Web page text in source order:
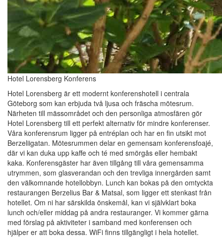
Hotel Lorensberg Konferens
Hotel Lorensberg är ett modernt konferenshotell i centrala
Göteborg som kan erbjuda två ljusa och fräscha mötesrum.
Närheten till mässområdet och den personliga atmosfären gör
Hotel Lorensberg till ett perfekt alternativ för mindre konferenser.
Våra konferensrum ligger på entréplan och har en fin utsikt mot
Berzeliigatan. Mötesrummen delar en gemensam konferensfoajé,
där vi kan duka upp kaffe och té med smörgås eller hembakt
kaka. Konferensgäster har även tillgång till våra gemensamma
utrymmen, som glasverandan och den trevliga innergården samt
den välkomnande hotellobbyn. Lunch kan bokas på den omtyckta
restaurangen Berzelius Bar & Matsal, som ligger ett stenkast från
hotellet. Om ni har särskilda önskemål, kan vi självklart boka
lunch och/eller middag på andra restauranger. Vi kommer gärna
med förslag på aktiviteter i samband med konferensen och
hjälper er att boka dessa. WiFi finns tillgängligt i hela hotellet.